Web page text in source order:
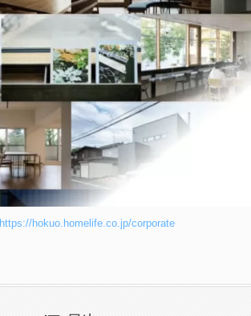
https://hokuo.homelife.co.jp/corporate